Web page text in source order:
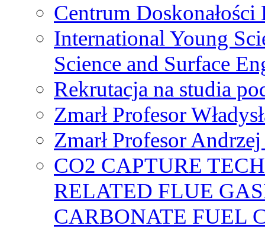
Centrum
International Young
Science and Surface
Rekrutacja na studia
Zmarł Profesor
Zmarł Profesor
CO2 CAPTURE
RELATED FLUE
CARBONATE FUEL